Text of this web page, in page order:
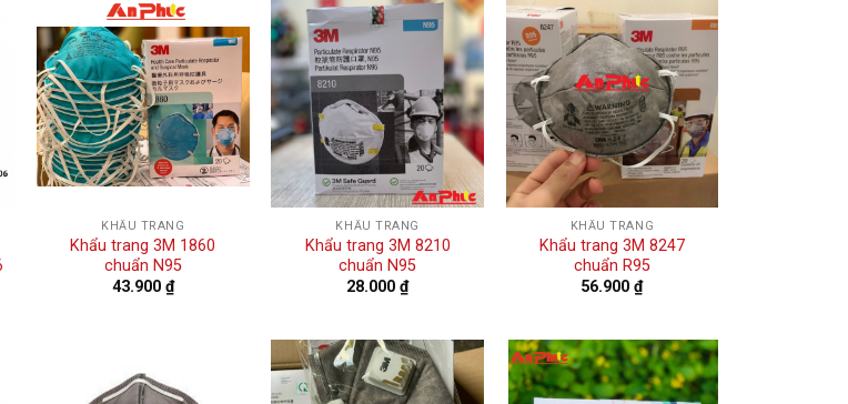
KHẨU TRANG
Khẩu trang 3M 1860
chuẩn N95
43.900 ₫
KHẨU TRANG
Khẩu trang 3M 8210
chuẩn N95
28.000₫
KHẨU TRANG
Khẩu trang 3M 8247
chuẩn R95
56.900₫